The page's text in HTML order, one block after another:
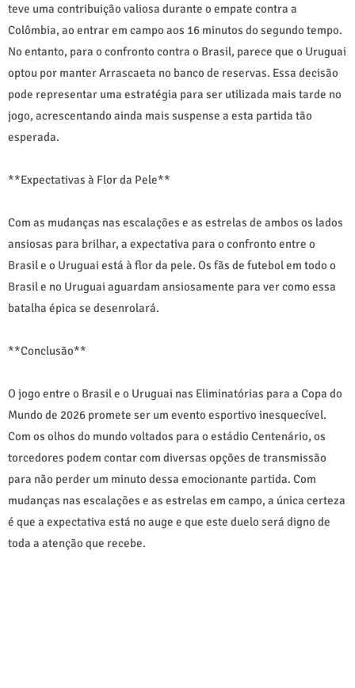
teve uma contribuição valiosa durante o empate contra a
Colômbia, ao entrar em campo aos 16 minutos do segundo tempo.
No entanto, para o confronto contra o Brasil, parece que o Uruguai
optou por manter Arrascaeta no banco de reservas. Essa decisão
pode representar uma estratégia para ser utilizada mais tarde no
jogo, acrescentando ainda mais suspense a esta partida tão
esperada.
**Expectativas à Flor da Pele**
Com as mudanças nas escalações e as estrelas de ambos os lados
ansiosas para brilhar, a expectativa para o confronto entre o
Brasil e o Uruguai está à flor da pele. Os fãs de futebol em todo o
Brasil e no Uruguai aguardam ansiosamente para ver como essa
batalha épica se desenrolará.
**Conclusão**
O jogo entre o Brasil e o Uruguai nas Eliminatórias para a Copa do
Mundo de 2026 promete ser um evento esportivo inesquecível.
Com os olhos do mundo voltados para o estádio Centenário, os
torcedores podem contar com diversas opções de transmissão
para não perder um minuto dessa emocionante partida. Com
mudanças nas escalações e as estrelas em campo, a única certeza
é que a expectativa está no auge e que este duelo será digno de
toda a atenção que recebe.